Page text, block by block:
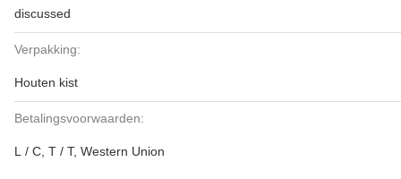
discussed
Verpakking:
Houten kist
Betalingsvoorwaarden:
L / C, T / T, Western Union